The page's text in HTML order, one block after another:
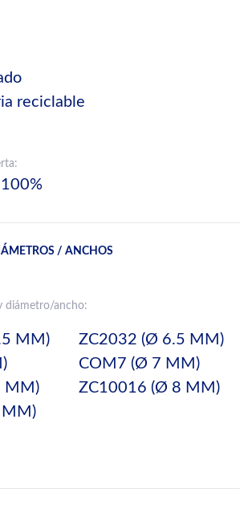
reciclable
/ ANCHOS
diámetro/ancho:
MM)
MM)
ZC2032 (Ø 6.5 MM)
COM7 (Ø 7 MM)
ZC10016 (Ø 8 MM)